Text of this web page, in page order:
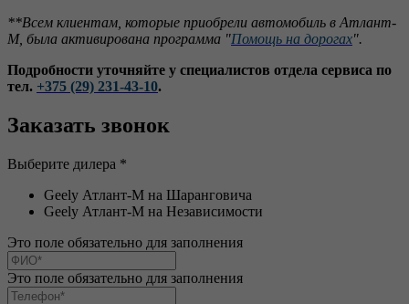
**Всем клиентам, которые приобрели автомобиль в Атлант-
М, была активирована программа "Помощь на дорогах".
Подробности уточняйте у специалистов отдела сервиса по
тел. +375 (29) 231-43-10.
Заказать звонок
Выберите дилера *
Geely Атлант-М на Шаранговича
Geely Атлант-М на Независимости
Это поле обязательно для заполнения
Это поле обязательно для заполнения